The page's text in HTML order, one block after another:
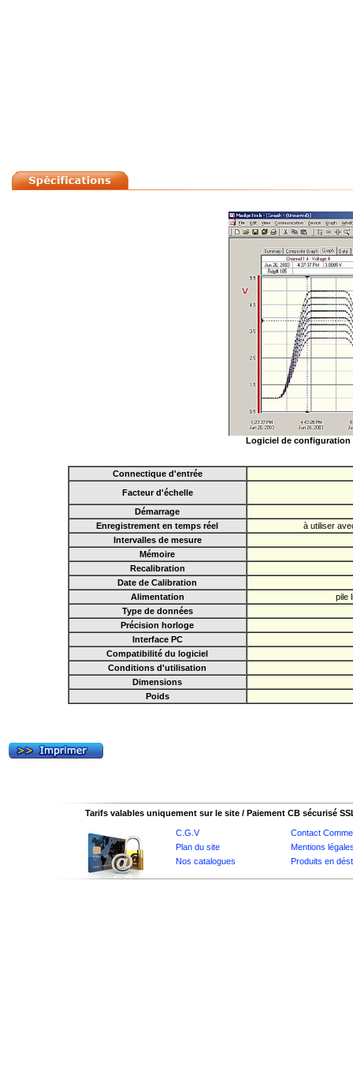
Logiciel de configuration
Connectique d'entrée
Facteur d'échelle
Démarrage
Enregistrement en temps réel
à utiliser
Intervalles de mesure
Mémoire
Recalibration
Date de Calibration
Alimentation
pile
Type de données
Précision horloge
Interface PC
Compatibilité du logiciel
Conditions d'utilisation
Dimensions
Poids
Tarifs valables uniquement sur le site / Paiement CB sécurisé
C.G.V
Contact
Plan du site
Mentions
Nos catalogues
Produits en